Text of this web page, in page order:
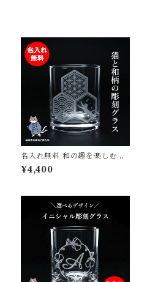
名入れ無料 和の趣を楽しむ、
猫と和柄が映えるロックグラ
ス プレゼント ギフト 記念日
¥4,400